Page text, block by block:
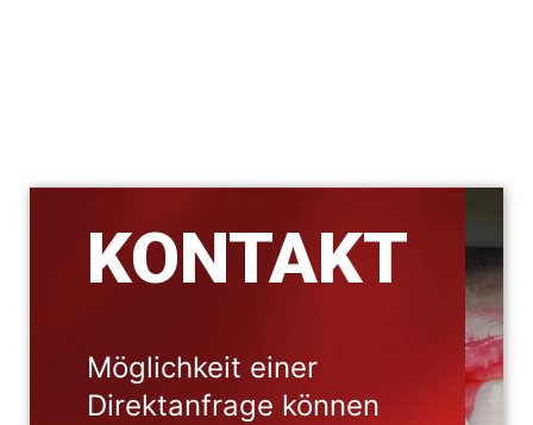
KONTAKT
Möglichkeit einer
Direktanfrage können